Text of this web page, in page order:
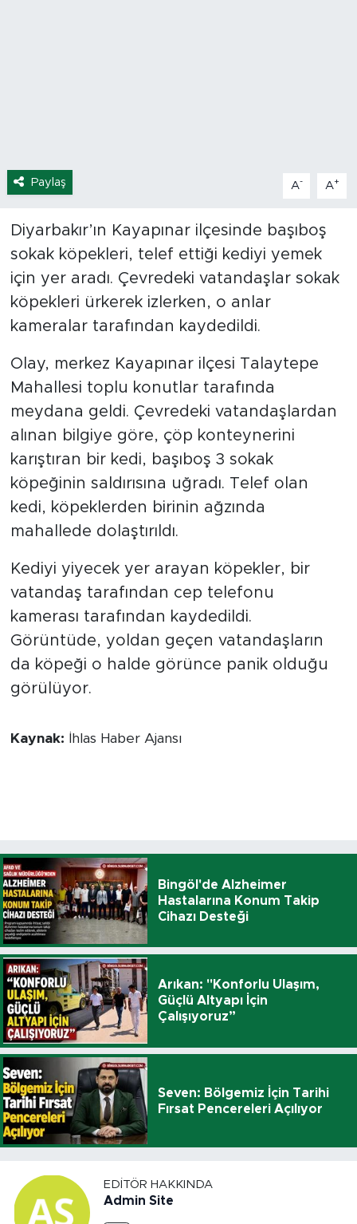
Paylaş A- A+
Diyarbakır’ın Kayapınar ilçesinde başıboş
sokak köpekleri, telef ettiği kediyi yemek
için yer aradı. Çevredeki vatandaşlar sokak
köpekleri ürkerek izlerken, o anlar
kameralar tarafından kaydedildi.
Olay, merkez Kayapınar ilçesi Talaytepe
Mahallesi toplu konutlar tarafında
meydana geldi. Çevredeki vatandaşlardan
alınan bilgiye göre, çöp konteynerini
karıştıran bir kedi, başıboş 3 sokak
köpeğinin saldırısına uğradı. Telef olan
kedi, köpeklerden birinin ağzında
mahallede dolaştırıldı.
Kediyi yiyecek yer arayan köpekler, bir
vatandaş tarafından cep telefonu
kamerası tarafından kaydedildi.
Görüntüde, yoldan geçen vatandaşların
da köpeği o halde görünce panik olduğu
görülüyor.
Kaynak: İhlas Haber Ajansı
Bingöl'de Alzheimer
Hastalarına Konum Takip
Cihazı Desteği
Arıkan: "Konforlu Ulaşım,
Güçlü Altyapı İçin
Çalışıyoruz”
Seven: Bölgemiz İçin Tarihi
Fırsat Pencereleri Açılıyor
EDITÖR HAKKINDA
Admin Site